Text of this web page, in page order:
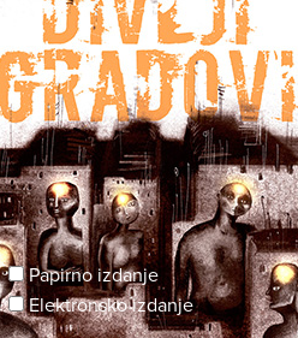
Papirno izdanje
Elektronsko izdanje